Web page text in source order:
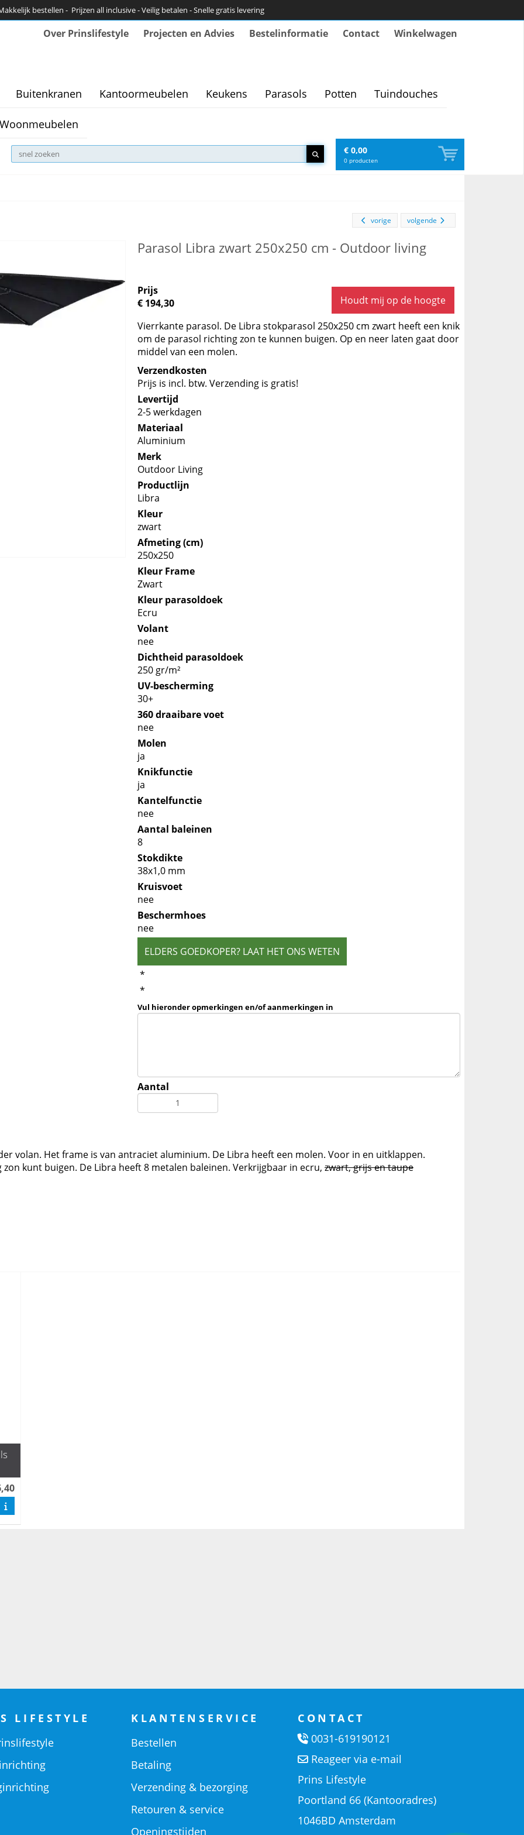
bestellen - Prijzen all inclusive - Veilig betalen - Snelle gratis levering
Over Prinslifestyle Projecten en Advies Bestelinformatie Contact Winkelwagen
Buitenkranen Kantoormeubelen Keukens Parasols Potten Tuindouches
Woonmeubelen
€ 0,00
0 producten
volgende
vorige
Parasol Libra zwart 250x250 cm - Outdoor living
Prijs
€ 194,30
Houdt mij op de hoogte
Vierrkante parasol. De Libra stokparasol 250x250 cm zwart heeft een knik
om de parasol richting zon te kunnen buigen. Op en neer laten gaat door
middel van een molen.
Verzendkosten
Prijs is incl. btw. Verzending is gratis!
Levertijd
2-5 werkdagen
Materiaal
Aluminium
Merk
Outdoor Living
Productlijn
Libra
Kleur
zwart
Afmeting (cm)
250x250
Kleur Frame
Zwart
Kleur parasoldoek
Ecru
Volant
nee
Dichtheid parasoldoek
250 gr/m²
UV-bescherming
30+
360 draaibare voet
nee
Molen
ja
Knikfunctie
ja
Kantelfunctie
nee
Aantal baleinen
8
Stokdikte
38x1,0 mm
Kruisvoet
nee
Beschermhoes
nee
ELDERS GOEDKOPER? LAAT HET ONS WETEN
*
*
Vul hieronder opmerkingen en/of aanmerkingen in
Aantal
volan. Het frame is van antraciet aluminium. De Libra heeft een molen. Voor in en uitklappen.
kunt buigen. De Libra heeft 8 metalen baleinen. Verkrijgbaar in ecru, zwart, grijs en taupe
LIFESTYLE KLANTENSERVICE
Bestellen
Betaling
Verzending & bezorging
Retouren & service
Openingstijden
CONTACT
0031-619190121
Reageer via e-mail
Prins Lifestyle
Poortland 66 (Kantooradres)
1046BD Amsterdam